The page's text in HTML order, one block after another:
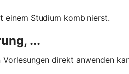
einem Studium kombinierst.
...
direkt anwenden